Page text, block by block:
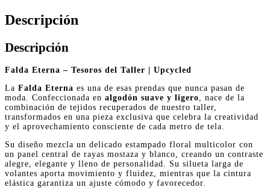
Descripción
Descripción
Falda Eterna – Tesoros del Taller | Upcycled
La Falda Eterna es una de esas prendas que nunca pasan de
moda. Confeccionada en algodón suave y ligero, nace de la
combinación de tejidos recuperados de nuestro taller,
transformados en una pieza exclusiva que celebra la creatividad
y el aprovechamiento consciente de cada metro de tela.
Su diseño mezcla un delicado estampado floral multicolor con
un panel central de rayas mostaza y blanco, creando un contraste
alegre, elegante y lleno de personalidad. Su silueta larga de
volantes aporta movimiento y fluidez, mientras que la cintura
elástica garantiza un ajuste cómodo y favorecedor.